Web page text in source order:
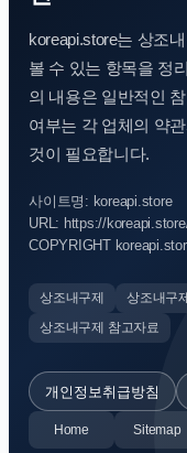
koreapi.store는 상조
볼 수 있는 항목을 정
의 내용은 일반적인
여부는 각 업체의 약
것이 필요합니다.
사이트명: koreapi.store
URL: https://
COPYRIGHT
상조내구제 상조내구
상조내구제 참고자료
개인정보취급방침
Home Sitemap